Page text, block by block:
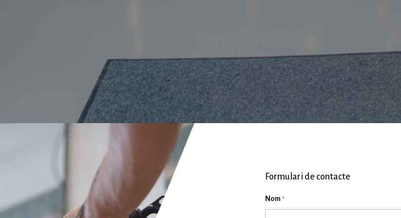
Formulari de contacte
Nom *